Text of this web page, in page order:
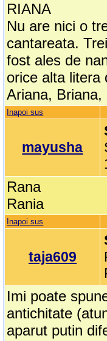
RIANA
Nu are nici o
cantareata.
fost ales de
orice alta litera
Ariana, Briana,
Inapoi sus
mayusha
Rana
Rania
Inapoi sus
taja609
Imi poate
antichitate
aparut putin